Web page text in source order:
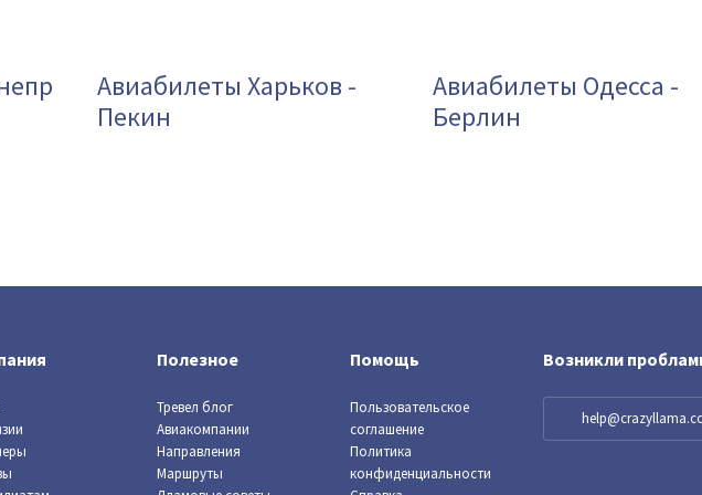
Авиабилеты Харьков -
Пекин
Авиабилеты Одесса -
Берлин
Полезное
Тревел блог
Авиакомпании
Направления
Маршруты
Помощь
Пользовательское
соглашение
Политика
конфиденциальности
Возникли